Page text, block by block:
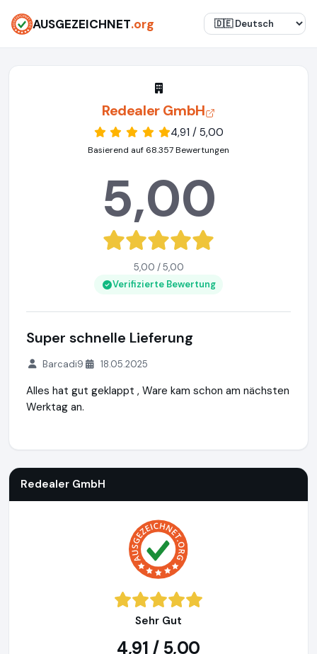
AUSGEZEICHNET.org
Redealer GmbH
4,91 / 5,00
Basierend auf 68.357 Bewertungen
5,00
5,00 / 5,00
Verifizierte Bewertung
Super schnelle Lieferung
Barcadi9 18.05.2025
Alles hat gut geklappt , Ware kam schon am nächsten
Werktag an.
Redealer GmbH
Sehr Gut
4,91 / 5,00